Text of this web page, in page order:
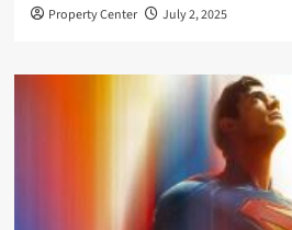
Property Center July 2, 2025